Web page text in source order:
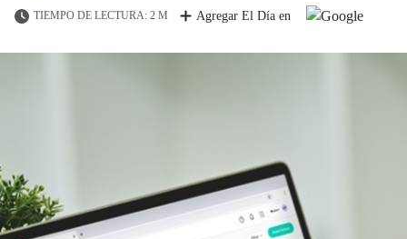
TIEMPO DE LECTURA: 2 M Agregar El Día en